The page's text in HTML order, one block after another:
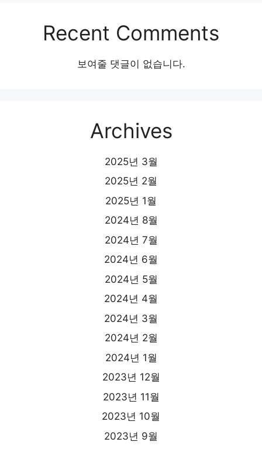
Recent Comments
보여줄 댓글이 없습니다.
Archives
2025년 3월
2025년 2월
2025년 1월
2024년 8월
2024년 7월
2024년 6월
2024년 5월
2024년 4월
2024년 3월
2024년 2월
2024년 1월
2023년 12월
2023년 11월
2023년 10월
2023년 9월